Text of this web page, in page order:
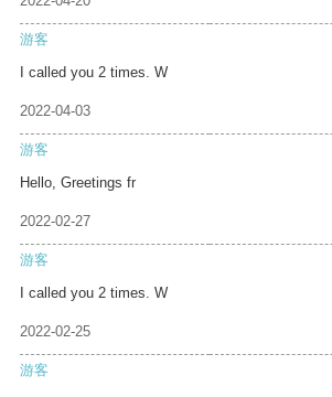
游客
I called you 2 times. W
2022-04-03
游客
Hello, Greetings fr
2022-02-27
游客
I called you 2 times. W
2022-02-25
游客